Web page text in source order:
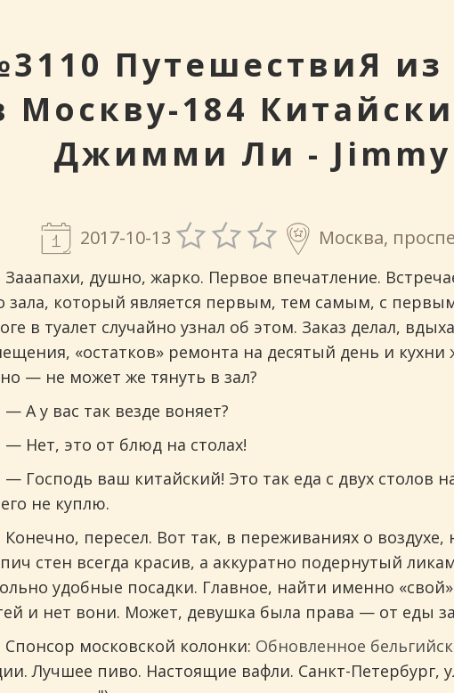
и
веб-системы.
маркетинговых
ПутешествиЯ из
Москву-184
Джимми Ли - Jimmy
2017-10-13 Москва,
Зааапахи, душно, жарко. Первое впечатление.
зала, который является первым, тем самым, с
в туалет случайно узнал об этом. Заказ делал,
«остатков» ремонта на десятый день и
— не может же тянуть в зал?
— А у вас так везде воняет?
— Нет, это от блюд на столах!
— Господь ваш китайский! Это так еда с двух столов
не куплю.
Конечно, пересел. Вот так, в переживаниях о
стен всегда красив, а аккуратно подернутый
удобные посадки. Главное, найти именно
и нет вони. Может, девушка была права — от еды
Спонсор московской колонки: Обновленное
Лучшее пиво. Настоящие вафли. Санкт-Петербург,